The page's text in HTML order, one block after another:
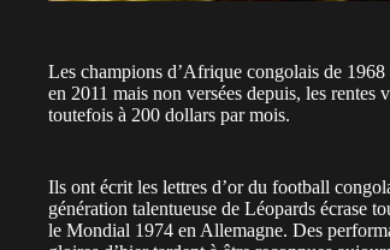
Les champions d’Afrique congolais de
en 2011 mais non versées depuis, les
toutefois à 200 dollars par mois.
Ils ont écrit les lettres d’or du football
génération talentueuse de Léopards écrase
le Mondial 1974 en Allemagne. Des